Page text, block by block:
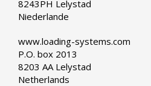
8243PH Lelystad
Niederlande
www.loading-systems.com
P.O. box 2013
8203 AA Lelystad
Netherlands